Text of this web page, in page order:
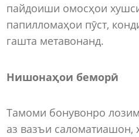
пайдоиши омосҳои
папилломаҳои пӯст,
гашта метавонанд.
Нишонаҳои беморӣ
Тамоми бонувонро
аз вазъи саломатиашон,